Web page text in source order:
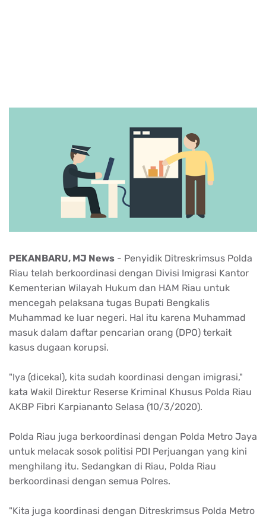
PEKANBARU, MJ News - Penyidik Ditreskrimsus Polda
Riau telah berkoordinasi dengan Divisi Imigrasi Kantor
Kementerian Wilayah Hukum dan HAM Riau untuk
mencegah pelaksana tugas Bupati Bengkalis
Muhammad ke luar negeri. Hal itu karena Muhammad
masuk dalam daftar pencarian orang (DPO) terkait
kasus dugaan korupsi.
"Iya (dicekal), kita sudah koordinasi dengan imigrasi,"
kata Wakil Direktur Reserse Kriminal Khusus Polda Riau
AKBP Fibri Karpiananto Selasa (10/3/2020).
Polda Riau juga berkoordinasi dengan Polda Metro Jaya
untuk melacak sosok politisi PDI Perjuangan yang kini
menghilang itu. Sedangkan di Riau, Polda Riau
berkoordinasi dengan semua Polres.
"Kita juga koordinasi dengan Ditreskrimsus Polda Metro